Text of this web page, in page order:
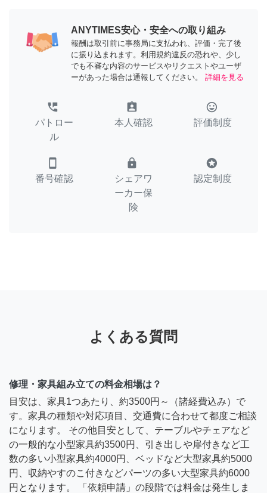
ANYTIMES安心・安全への取り組み
報酬は取引前に事務局に支払われ、評価・完了後
に振り込まれます。利用規約違反の恐れや、少し
でも不審な内容のサービスやリクエストやユーザ
ーがあった場合は通報してください。
詳細を見る
perm_phone_msg
パトロー
ル
assignment_ind
本人確認
tag_faces
評価制度
smartphone
番号確認
lock
シェアワ
ーカー保
険
stars
認定制度
よくある質問
修理・家具組み立ての料金相場は？
目安は、家具1つあたり、約3500円～（諸経費込み）で
す。家具の種類や対応項目、交通費に合わせて都度ご相談
になります。 その他目安として、テーブルやチェアなど
の一般的な小型家具約3500円、引き出しや扉付きなど工
数の多い小型家具約4000円、ベッドなど大型家具約5000
円、収納やすのこ付きなどパーツの多い大型家具約6000
円となります。 「依頼申請」の段階では料金は発生しま